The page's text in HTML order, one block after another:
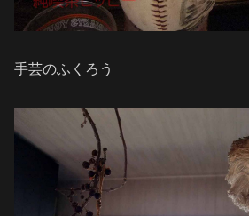
手芸のふくろう